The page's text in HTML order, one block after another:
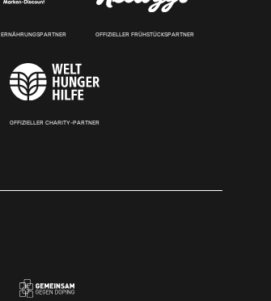
OFFIZIELLER FRÜHSTÜCKSPARTNER
OFFIZIELLER CHARITY-PARTNER